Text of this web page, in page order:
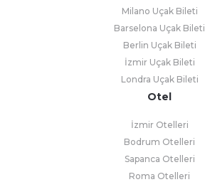
Milano Uçak Bileti
Barselona Uçak Bileti
Berlin Uçak Bileti
İzmir Uçak Bileti
Londra Uçak Bileti
Otel
İzmir Otelleri
Bodrum Otelleri
Sapanca Otelleri
Roma Otelleri